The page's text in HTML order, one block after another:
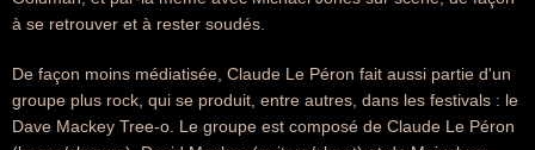
à se retrouver et à rester soudés.
De façon moins médiatisée, Claude Le Péron fait aussi partie d'un
groupe plus rock, qui se produit, entre autres, dans les festivals : le
Dave Mackey Tree-o. Le groupe est composé de Claude Le Péron